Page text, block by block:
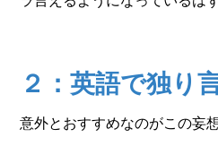
２：英語で独り
意外とおすすめなのがこの妄